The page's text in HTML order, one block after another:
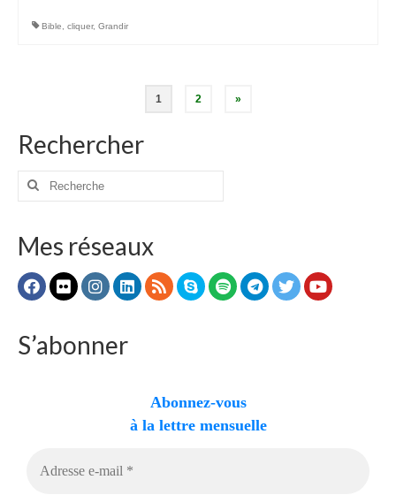
Bible cliquer, Grandir
Pagination
des
publications
1 2 »
Rechercher
Rechercher
Mes réseaux
S’abonner
Abonnez-vous
à la lettre mensuelle